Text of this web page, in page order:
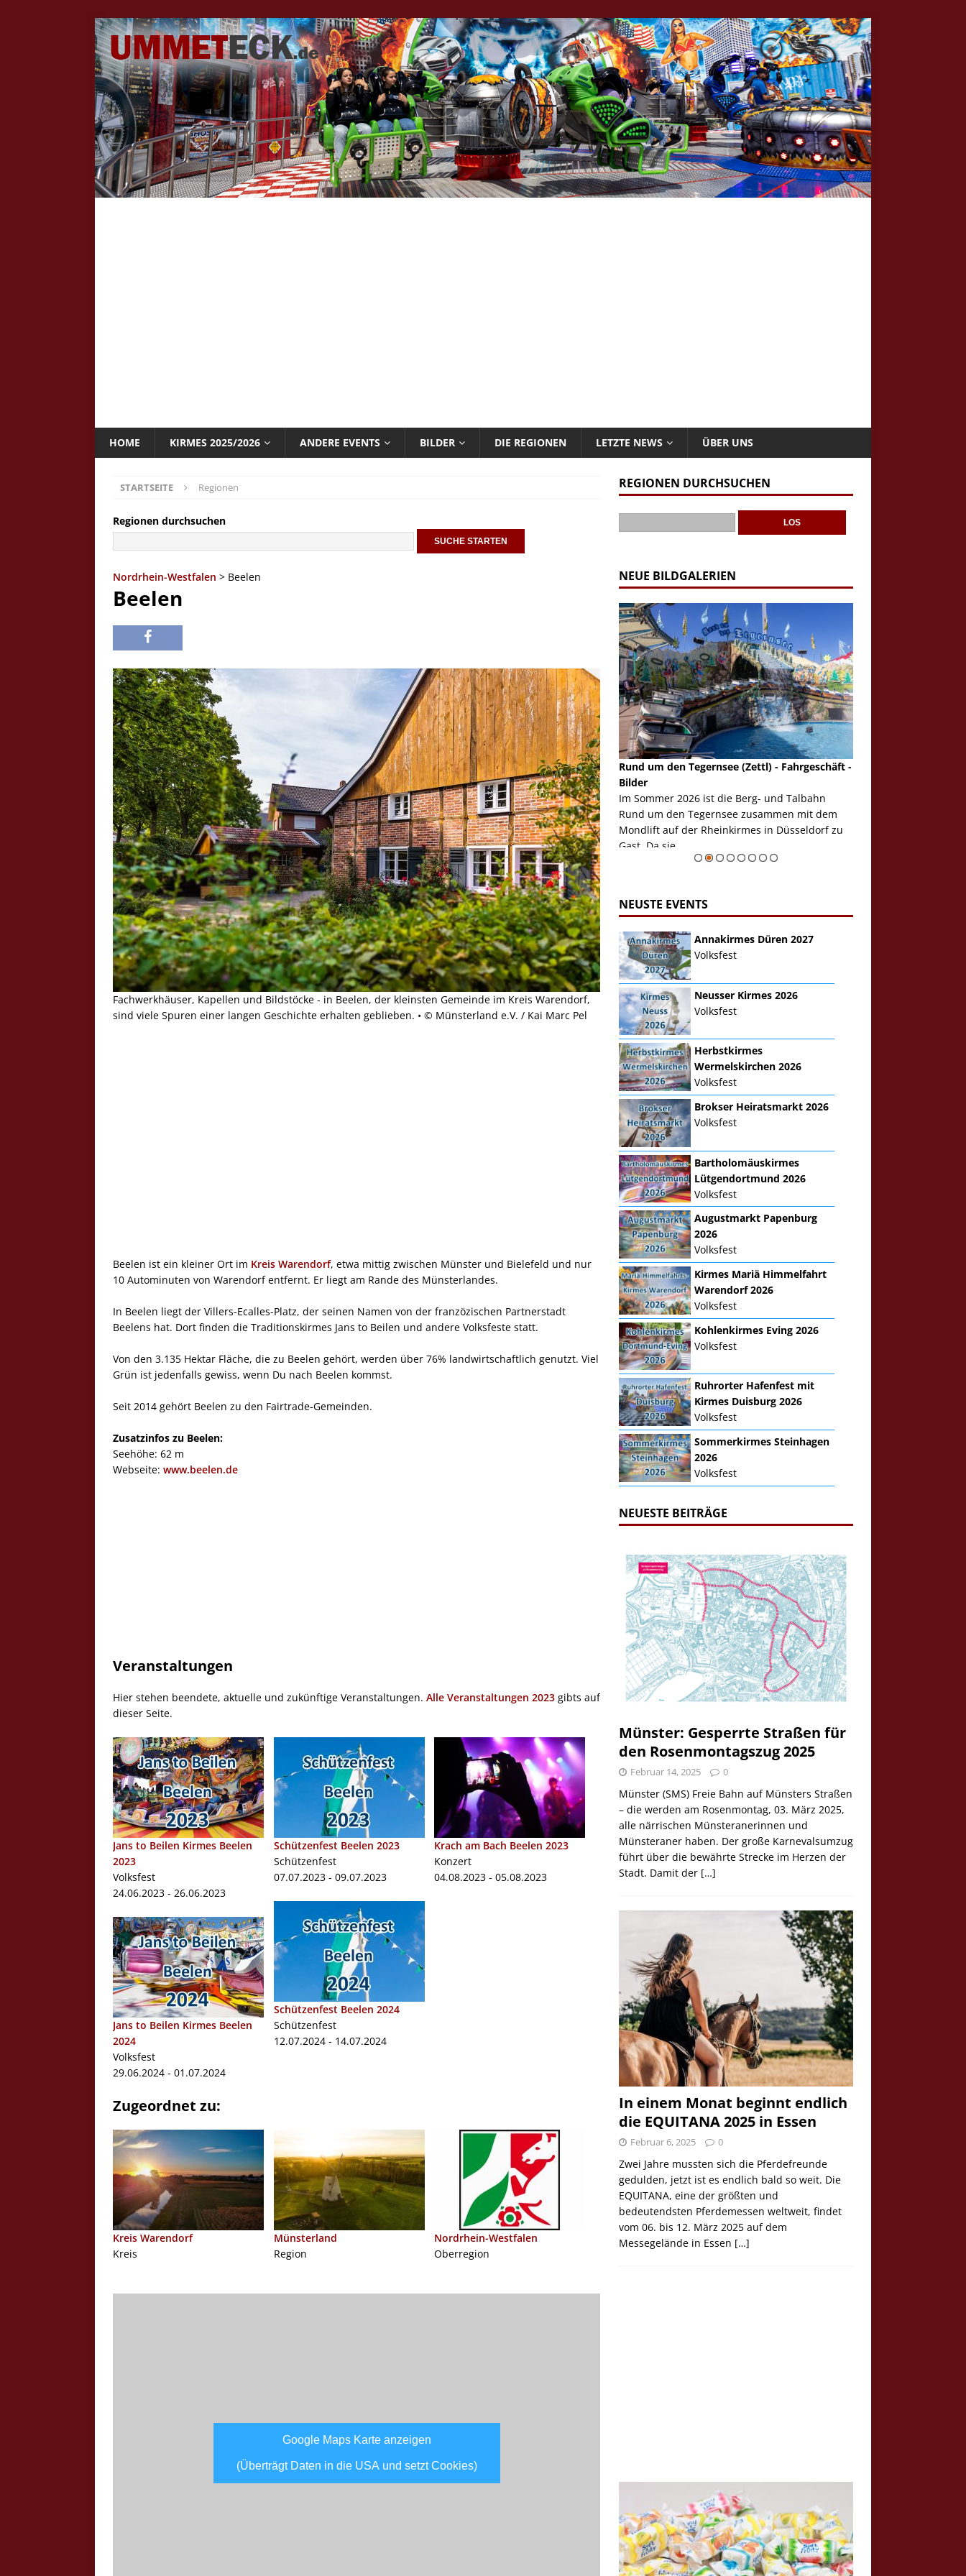
HOME KIRMES 2025/2026 ANDERE EVENTS BILDER DIE REGIONEN LETZTE NEWS ÜBER UNS
STARTSEITE Regionen
Regionen durchsuchen
Nordrhein-Westfalen > Beelen
Beelen
Fachwerkhäuser, Kapellen und Bildstöcke - in Beelen, der kleinsten Gemeinde im Kreis Warendorf,
sind viele Spuren einer langen Geschichte erhalten geblieben. • © Münsterland e.V. / Kai Marc Pel
Beelen ist ein kleiner Ort im Kreis Warendorf, etwa mittig zwischen Münster und Bielefeld und nur
10 Autominuten von Warendorf entfernt. Er liegt am Rande des Münsterlandes.
In Beelen liegt der Villers-Ecalles-Platz, der seinen Namen von der franzözischen Partnerstadt
Beelens hat. Dort finden die Traditionskirmes Jans to Beilen und andere Volksfeste statt.
Von den 3.135 Hektar Fläche, die zu Beelen gehört, werden über 76% landwirtschaftlich genutzt. Viel
Grün ist jedenfalls gewiss, wenn Du nach Beelen kommst.
Seit 2014 gehört Beelen zu den Fairtrade-Gemeinden.
Zusatzinfos zu Beelen:
Seehöhe: 62 m
Webseite: www.beelen.de
Veranstaltungen
Hier stehen beendete, aktuelle und zukünftige Veranstaltungen. Alle Veranstaltungen 2023 gibts auf
dieser Seite.
Jans to Beilen Kirmes Beelen
2023
Volksfest
24.06.2023 - 26.06.2023
Jans to Beilen Kirmes Beelen
2024
Volksfest
29.06.2024 - 01.07.2024
Schützenfest Beelen 2023
Schützenfest
07.07.2023 - 09.07.2023
Schützenfest Beelen 2024
Schützenfest
12.07.2024 - 14.07.2024
Krach am Bach Beelen 2023
Konzert
04.08.2023 - 05.08.2023
Zugeordnet zu:
Kreis Warendorf
Kreis
Münsterland
Region
Nordrhein-Westfalen
Oberregion
Google Maps Karte anzeigen
(Überträgt Daten in die USA und setzt Cookies)
REGIONEN DURCHSUCHEN
NEUE BILDGALERIEN
Rheinkirmes Düsseldorf 2022
Auch im Jahr 2026 immer noch mal einen Blick
Wert, die Rheinkirmes aus dem Jahr 2022. Am
Sonntag Nachmittag waren wir bei herrlichem
Sommerw...
Zur Bildgalerie
Rund um den Tegernsee (Zettl) - Fahrgeschäft -
Bilder
Im Sommer 2026 ist die Berg- und Talbahn
Rund um den Tegernsee zusammen mit dem
Mondlift auf der Rheinkirmes in Düsseldorf zu
Gast. Da sie ...
Crazy Outback (Kollmann) - Laufgeschäft -
Bilder
Schau Dir hier Bilder vom Laufgeschäft "Crazy
Outback" an.
Zur Bildgalerie
NEUSTE EVENTS
Annakirmes Düren 2027
Volksfest
Neusser Kirmes 2026
Volksfest
Herbstkirmes
Wermelskirchen 2026
Volksfest
Brokser Heiratsmarkt 2026
Volksfest
Bartholomäuskirmes
Lütgendortmund 2026
Volksfest
Augustmarkt Papenburg
2026
Volksfest
Kirmes Mariä Himmelfahrt
Warendorf 2026
Volksfest
Kohlenkirmes Eving 2026
Volksfest
Ruhrorter Hafenfest mit
Kirmes Duisburg 2026
Volksfest
Sommerkirmes Steinhagen
2026
Volksfest
NEUESTE BEITRÄGE
Münster: Gesperrte Straßen für
den Rosenmontagszug 2025
Februar 14, 2025 0
Münster (SMS) Freie Bahn auf Münsters Straßen
– die werden am Rosenmontag, 03. März 2025,
alle närrischen Münsteranerinnen und
Münsteraner haben. Der große Karnevalsumzug
führt über die bewährte Strecke im Herzen der
Stadt. Damit der […]
In einem Monat beginnt endlich
die EQUITANA 2025 in Essen
Februar 6, 2025 0
Zwei Jahre mussten sich die Pferdefreunde
gedulden, jetzt ist es endlich bald so weit. Die
EQUITANA, eine der größten und
bedeutendsten Pferdemessen weltweit, findet
vom 06. bis 12. März 2025 auf dem
Messegelände in Essen […]